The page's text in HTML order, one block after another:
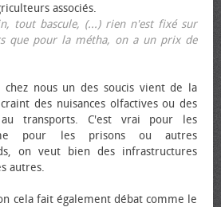
associés.
tout bascule, (...) rien n'est fixé sur
que pour la métha, on a un prix de
chez nous un des soucis vient de la
des nuisances olfactives ou des
au transports. C'est vrai pour les
pour les prisons ou autres
on veut bien des infrastructures
autres.
cela fait également débat comme le